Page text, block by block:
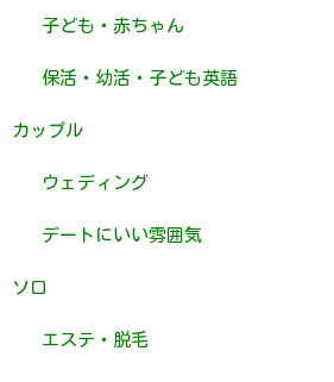
子ども・赤ちゃん
保活・幼活・子ども英語
カップル
ウェディング
デートにいい雰囲気
ソロ
エステ・脱毛